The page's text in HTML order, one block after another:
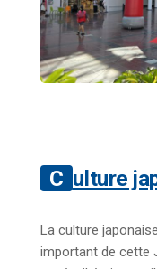
Culture
La culture
important de cette